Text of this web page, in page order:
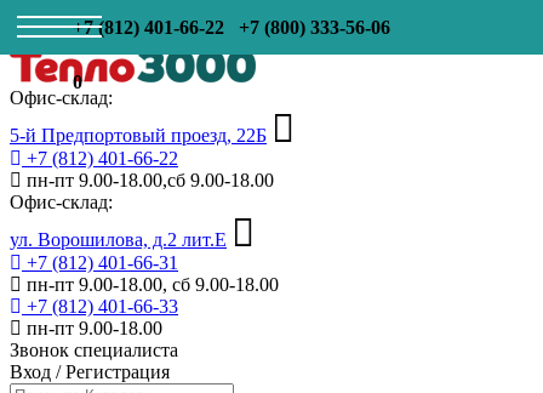
+7 (812) 401-66-22 +7 (800) 333-56-06
0
Офис-склад:
5-й Предпортовый проезд, 22Б
+7 (812) 401-66-22
пн-пт 9.00-18.00,сб 9.00-18.00
Офис-склад:
ул. Ворошилова, д.2 лит.Е
+7 (812) 401-66-31
пн-пт 9.00-18.00, сб 9.00-18.00
+7 (812) 401-66-33
пн-пт 9.00-18.00
Звонок специалиста
Вход /Регистрация